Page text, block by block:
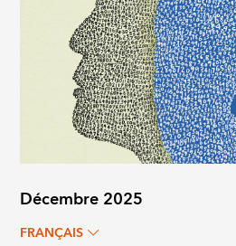
Décembre 2025
FRANÇAIS